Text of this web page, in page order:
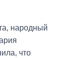
народный
что